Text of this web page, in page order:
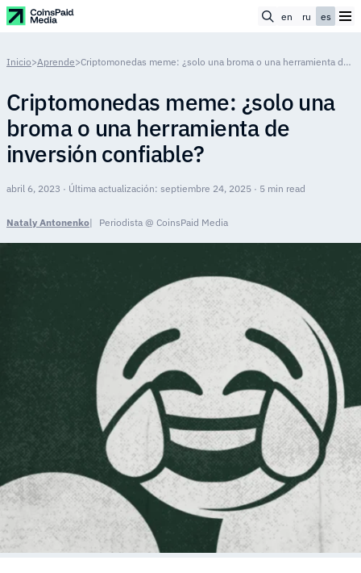
en ru es
Inicio>Aprende> Criptomonedas meme: ¿solo una broma o una herramienta de inversión confiable?
Criptomonedas meme: ¿solo una
broma o una herramienta de
inversión confiable?
abril 6, 2023 · Última actualización: septiembre 24, 2025 · 5 min read
Nataly Antonenko Periodista @ CoinsPaid Media